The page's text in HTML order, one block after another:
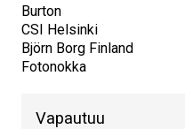
Burton
CSI Helsinki
Björn Borg Finland
Fotonokka
Vapautuu